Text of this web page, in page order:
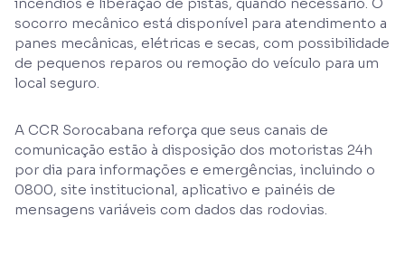
socorro mecânico está disponível para atendimento a
panes mecânicas, elétricas e secas, com possibilidade
de pequenos reparos ou remoção do veículo para um
local seguro.
A CCR Sorocabana reforça que seus canais de
comunicação estão à disposição dos motoristas 24h
por dia para informações e emergências, incluindo o
0800, site institucional, aplicativo e painéis de
mensagens variáveis com dados das rodovias.